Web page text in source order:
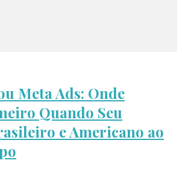
Meta Ads: Onde
Quando Seu
e Americano ao